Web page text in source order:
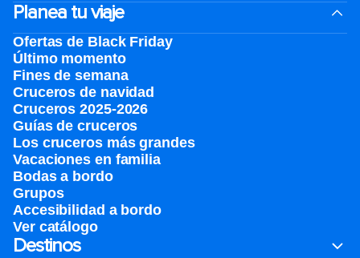
Planea tu viaje
Ofertas de Black Friday
Último momento
Fines de semana
Cruceros de navidad
Cruceros 2025-2026
Guías de cruceros
Los cruceros más grandes
Vacaciones en familia
Bodas a bordo
Grupos
Accesibilidad a bordo
Ver catálogo
Destinos